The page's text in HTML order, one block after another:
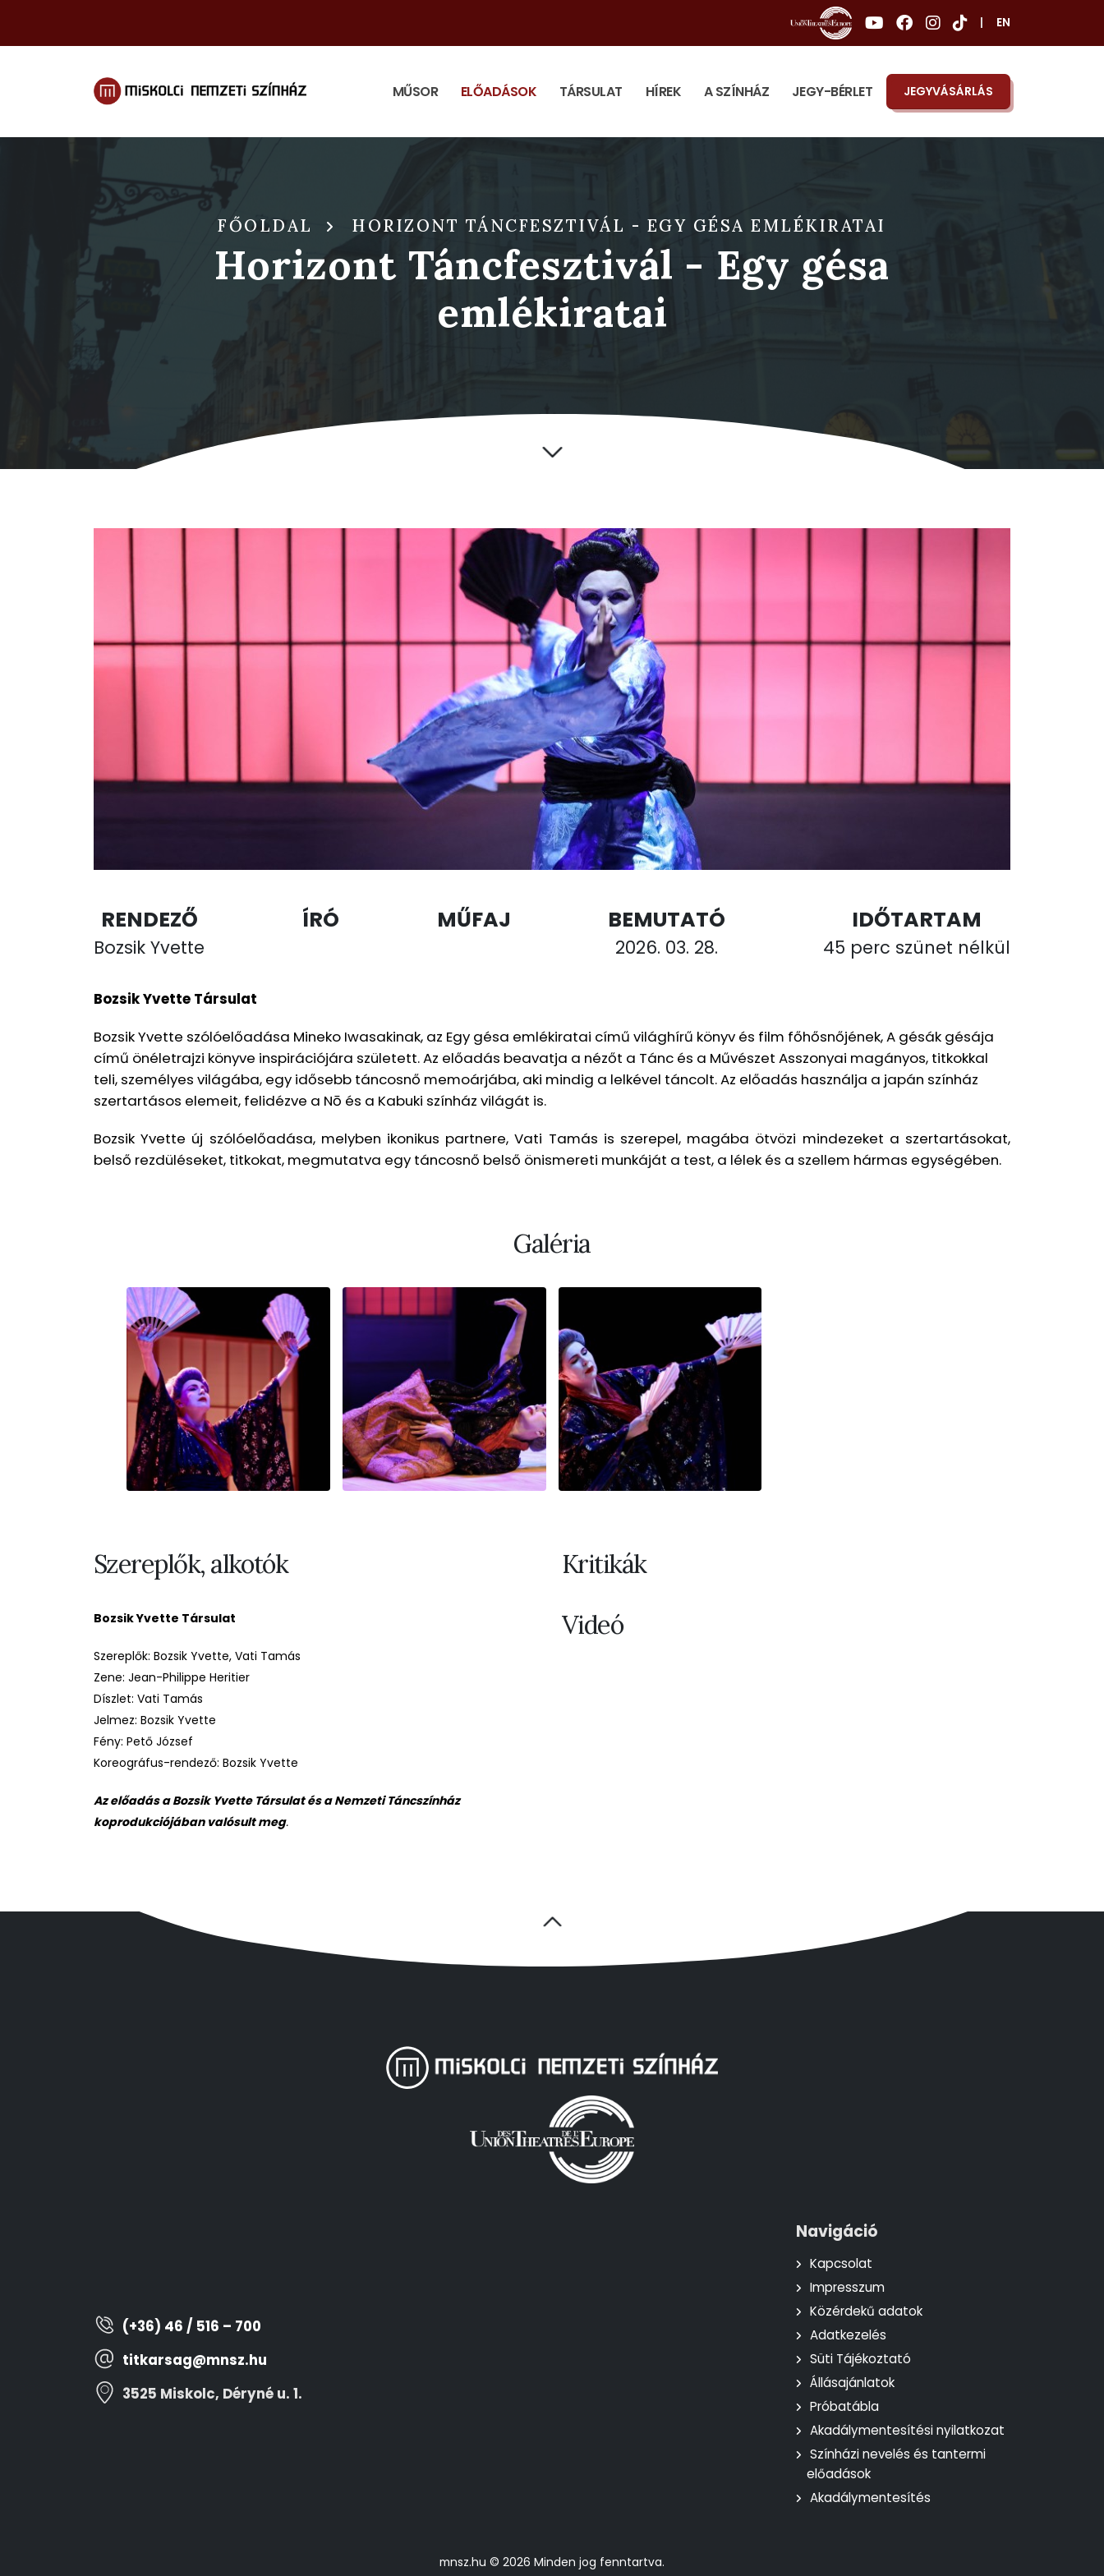
EN
MŰSOR ELŐADÁSOK TÁRSULAT HÍREK A SZÍNHÁZ JEGY-BÉRLET JEGYVÁSÁRLÁS
FŐOLDAL HORIZONT TÁNCFESZTIVÁL - EGY GÉSA EMLÉKIRATAI
Horizont Táncfesztivál - Egy gésa
emlékiratai
RENDEZŐ
Bozsik Yvette
ÍRÓ MŰFAJ BEMUTATÓ
2026. 03. 28.
IDŐTARTAM
45 perc szünet nélkül
Bozsik Yvette Társulat
Bozsik Yvette szólóelőadása Mineko Iwasakinak, az Egy gésa emlékiratai című világhírű könyv és film főhősnőjének, A gésák gésája
című önéletrajzi könyve inspirációjára született. Az előadás beavatja a nézőt a Tánc és a Művészet Asszonyai magányos, titkokkal
teli, személyes világába, egy idősebb táncosnő memoárjába, aki mindig a lelkével táncolt. Az előadás használja a japán színház
szertartásos elemeit, felidézve a Nō és a Kabuki színház világát is.
Bozsik Yvette új szólóelőadása, melyben ikonikus partnere, Vati Tamás is szerepel, magába ötvözi mindezeket a szertartásokat,
belső rezdüléseket, titkokat, megmutatva egy táncosnő belső önismereti munkáját a test, a lélek és a szellem hármas egységében.
Galéria
Szereplők, alkotók
Bozsik Yvette Társulat
Szereplők: Bozsik Yvette, Vati Tamás
Zene: Jean-Philippe Heritier
Díszlet: Vati Tamás
Jelmez: Bozsik Yvette
Fény: Pető József
Koreográfus-rendező: Bozsik Yvette
Az előadás a Bozsik Yvette Társulat és a Nemzeti Táncszínház
koprodukciójában valósult meg.
Kritikák
Videó
(+36) 46 / 516 – 700
titkarsag@mnsz.hu
3525 Miskolc, Déryné u. 1.
Navigáció
Kapcsolat
Impresszum
Közérdekű adatok
Adatkezelés
Süti Tájékoztató
Állásajánlatok
Próbatábla
Akadálymentesítési nyilatkozat
Színházi nevelés és tantermi
előadások
Akadálymentesítés
mnsz.hu © 2026 Minden jog fenntartva.